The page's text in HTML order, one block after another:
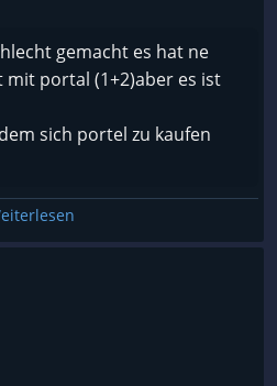
gemacht es hat ne
portal (1+2)aber es ist
sich portel zu kaufen